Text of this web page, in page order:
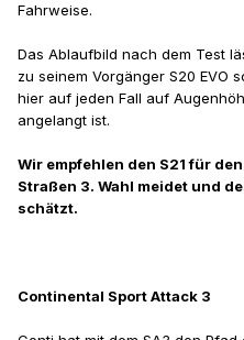
Fahrweise.
Das Ablaufbild nach dem Test
zu seinem Vorgänger S20 EVO
hier auf jeden Fall auf
angelangt ist.
Wir empfehlen den S21 für
Straßen 3. Wahl meidet und
schätzt.
Continental Sport Attack 3